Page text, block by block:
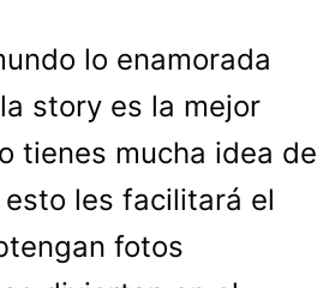
lo enamorada
story es la mejor
tienes mucha idea de
les facilitará el
fotos